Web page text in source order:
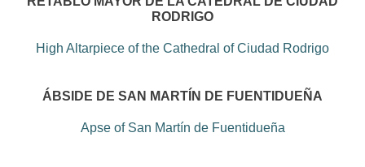
RODRIGO
High Altarpiece of the Cathedral of Ciudad Rodrigo
ÁBSIDE DE SAN MARTÍN DE FUENTIDUEÑA
Apse of San Martín de Fuentidueña